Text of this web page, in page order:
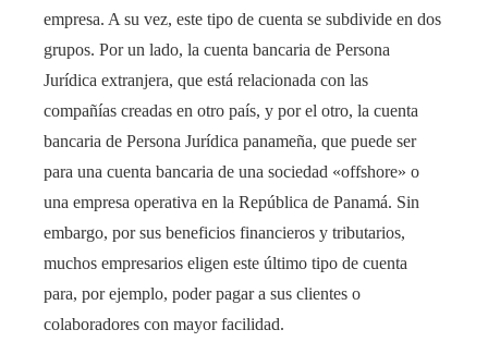
empresa. A su vez, este tipo de cuenta se subdivide en dos
grupos. Por un lado, la cuenta bancaria de Persona
Jurídica extranjera, que está relacionada con las
compañías creadas en otro país, y por el otro, la cuenta
bancaria de Persona Jurídica panameña, que puede ser
para una cuenta bancaria de una sociedad «offshore» o
una empresa operativa en la República de Panamá. Sin
embargo, por sus beneficios financieros y tributarios,
muchos empresarios eligen este último tipo de cuenta
para, por ejemplo, poder pagar a sus clientes o
colaboradores con mayor facilidad.